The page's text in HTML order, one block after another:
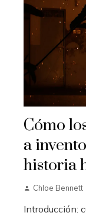
Cómo
a
historia
Chloe Bennett
Introducción: